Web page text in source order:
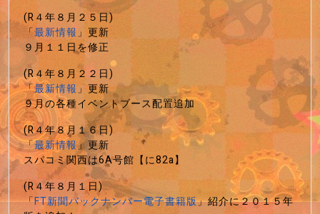
(R４年８月２５日)
「最新情報」更新
９月１１日を修正
(R４年８月２２日)
「最新情報」更新
９月の各種イベントブース配置追加
(R４年８月１６日)
「最新情報」更新
スパコミ関西は6A号館【に82a】
(R４年８月１日)
「FT新聞バックナンバー電子書籍版」紹介に２０１５年